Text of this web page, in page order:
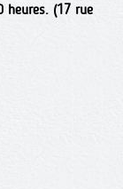
heures. (17 rue